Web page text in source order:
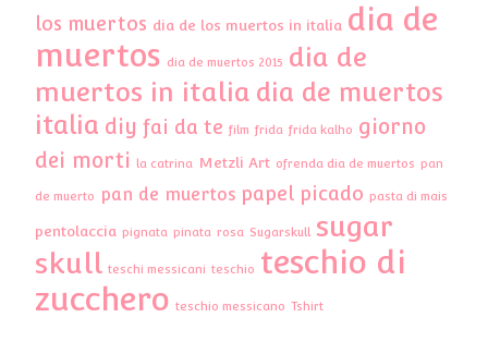
los muertos dia de los muertos in italia dia de
muertos dia de muertos 2015 dia de
muertos in italia dia de muertos
italia diy fai da te film frida frida kalho giorno
dei morti
la catrina Metzli Art ofrenda dia de muertos pan
de muerto pan de muertos papel picado pasta di mais
pentolaccia pignata pinata rosa Sugarskull
sugar
skull teschi messicani teschio teschio di
zucchero teschio messicano Tshirt